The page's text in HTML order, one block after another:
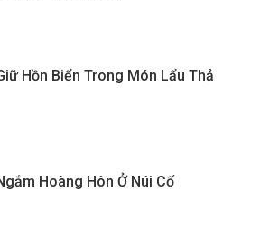
Hồn Biển Trong Món Lẩu Thả
Hoàng Hôn Ở Núi Cố